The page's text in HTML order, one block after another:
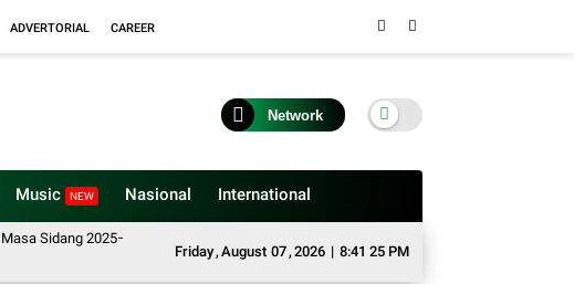
ADVERTORIAL CAREER
Network
Music NEW Nasional International
Friday,August 07,2026 | 8:41 26 PM
2025–2026, Buka Tahun Sidang 2026-2027, Wako Ramlan Beri Apresiasi